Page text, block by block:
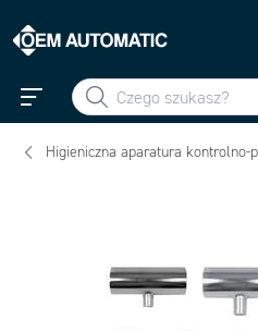
Higieniczna aparatura kontrolno-